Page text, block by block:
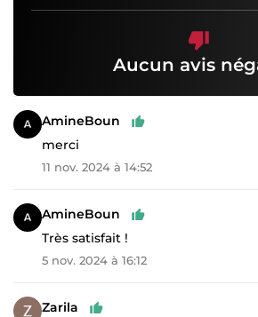
Aucun avis
AmineBoun
merci
11 nov. 2024 à 14:52
AmineBoun
Très satisfait !
5 nov. 2024 à 16:12
Zarila